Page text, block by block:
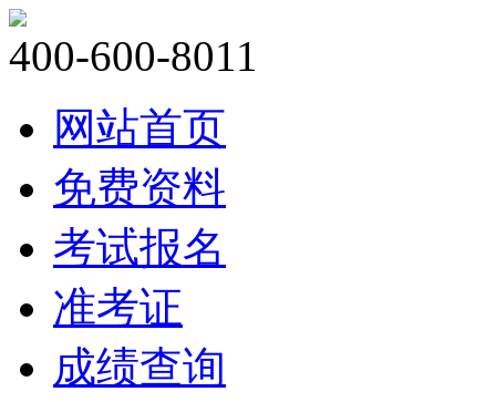
400-600-8011
网站首页
免费资料
考试报名
准考证
成绩查询